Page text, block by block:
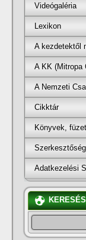
Videógaléria
Lexikon
A kezdetektől
A KK (Mitropa
A Nemzeti
Cikktár
Könyvek,
Szerkesztőség
Adatkezelési
KERESÉS